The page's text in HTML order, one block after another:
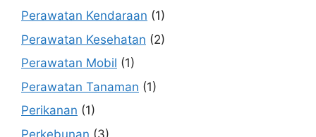
Perawatan Kendaraan (1)
Perawatan Kesehatan (2)
Perawatan Mobil (1)
Perawatan Tanaman (1)
Perikanan (1)
Perkebunan (3)